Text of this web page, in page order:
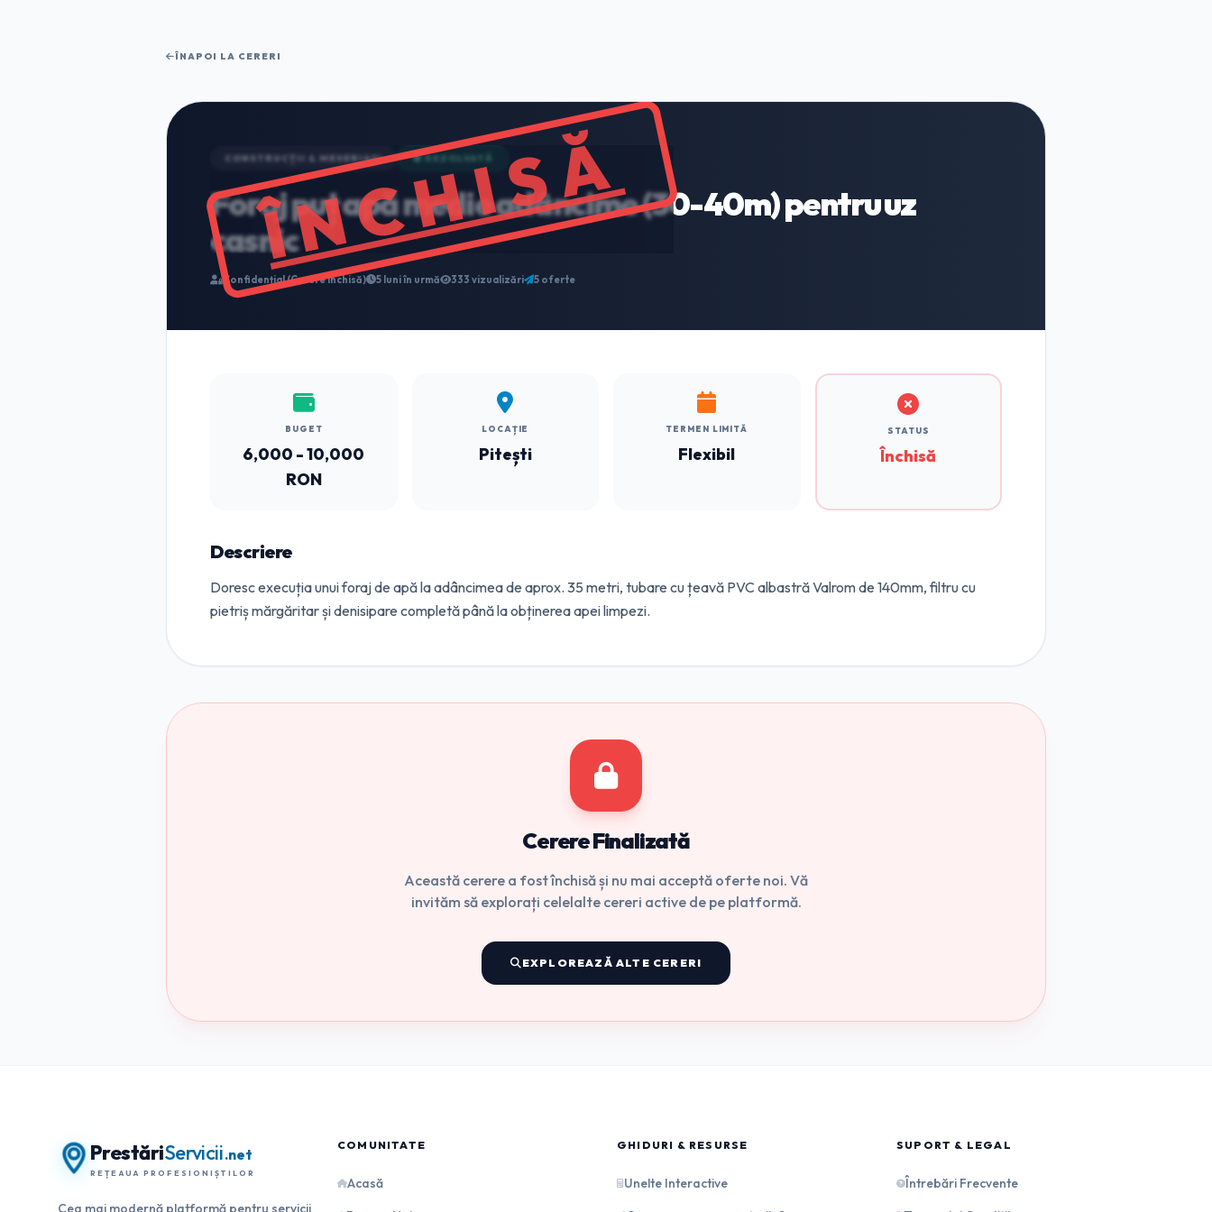
ÎNAPOI LA CERERI
ÎNCHISĂ
CONSTRUCȚII & MESERIAȘI 🟢 REZOLVATĂ
Foraj puț apă medie adâncime (30-40m) pentru uz
casnic
Confidențial (Cerere Închisă) 5 luni în urmă 333 vizualizări 5 oferte
BUGET
6,000 - 10,000
RON
LOCAȚIE
Pitești
TERMEN LIMITĂ
Flexibil
STATUS
Închisă
Descriere
Doresc execuția unui foraj de apă la adâncimea de aprox. 35 metri, tubare cu țeavă PVC albastră Valrom de 140mm, filtru cu
pietriș mărgăritar și denisipare completă până la obținerea apei limpezi.
Cerere Finalizată
Această cerere a fost închisă și nu mai acceptă oferte noi. Vă
invităm să explorați celelalte cereri active de pe platformă.
EXPLOREAZĂ ALTE CERERI
PrestăriServicii.net
REȚEAUA PROFESIONIȘTILOR
Cea mai modernă platformă pentru servicii
COMUNITATE
Acasă
GHIDURI & RESURSE
Unelte Interactive
SUPORT & LEGAL
Întrebări Frecvente